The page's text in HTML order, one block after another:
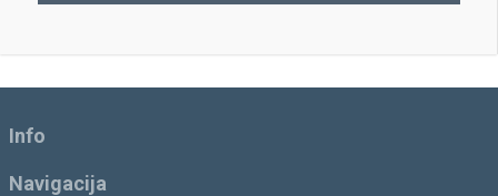
Info
Navigacija